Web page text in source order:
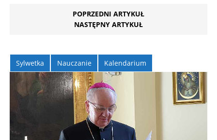
POPRZEDNI ARTYKUŁ
NASTĘPNY ARTYKUŁ
Sylwetka Nauczanie Kalendarium